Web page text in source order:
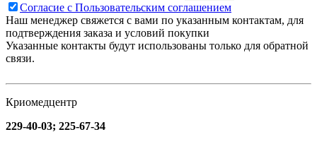
Согласие с Пользовательским соглашением
Наш менеджер свяжется с вами по указанным контактам, для
подтверждения заказа и условий покупки
Указанные контакты будут использованы только для обратной
связи.
Криомедцентр
229-40-03; 225-67-34